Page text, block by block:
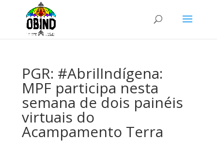
PGR: #AbrilIndígena:
MPF participa nesta
semana de dois painéis
virtuais do
Acampamento Terra